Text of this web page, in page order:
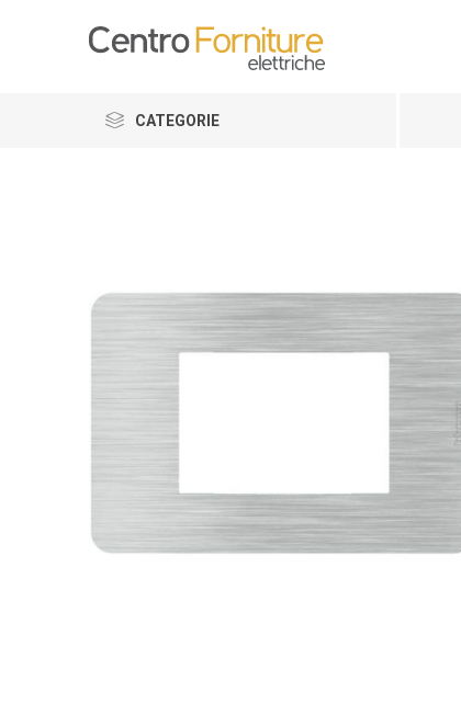
CATEGORIE